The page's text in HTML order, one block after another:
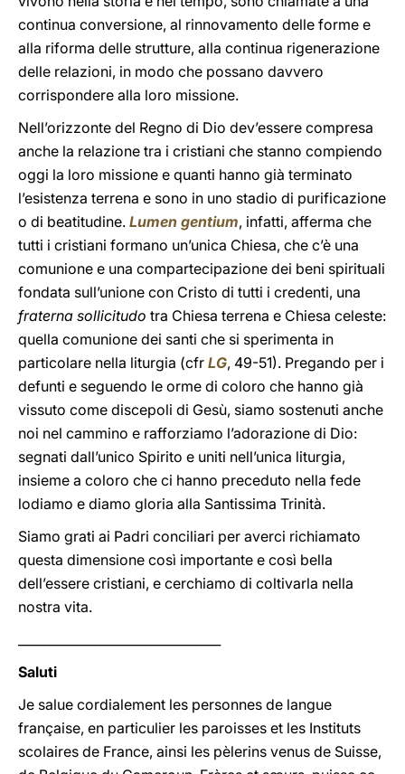
continua conversione, al rinnovamento delle forme e
alla riforma delle strutture, alla continua rigenerazione
delle relazioni, in modo che possano davvero
corrispondere alla loro missione.
Nell’orizzonte del Regno di Dio dev’essere compresa
anche la relazione tra i cristiani che stanno compiendo
oggi la loro missione e quanti hanno già terminato
l’esistenza terrena e sono in uno stadio di purificazione
o di beatitudine. Lumen gentium, infatti, afferma che
tutti i cristiani formano un’unica Chiesa, che c’è una
comunione e una compartecipazione dei beni spirituali
fondata sull’unione con Cristo di tutti i credenti, una
fraterna sollicitudo tra Chiesa terrena e Chiesa celeste:
quella comunione dei santi che si sperimenta in
particolare nella liturgia (cfr LG, 49-51). Pregando per i
defunti e seguendo le orme di coloro che hanno già
vissuto come discepoli di Gesù, siamo sostenuti anche
noi nel cammino e rafforziamo l’adorazione di Dio:
segnati dall’unico Spirito e uniti nell’unica liturgia,
insieme a coloro che ci hanno preceduto nella fede
lodiamo e diamo gloria alla Santissima Trinità.
Siamo grati ai Padri conciliari per averci richiamato
questa dimensione così importante e così bella
dell’essere cristiani, e cerchiamo di coltivarla nella
nostra vita.
Saluti
Je salue cordialement les personnes de langue
française, en particulier les paroisses et les Instituts
scolaires de France, ainsi les pèlerins venus de Suisse,